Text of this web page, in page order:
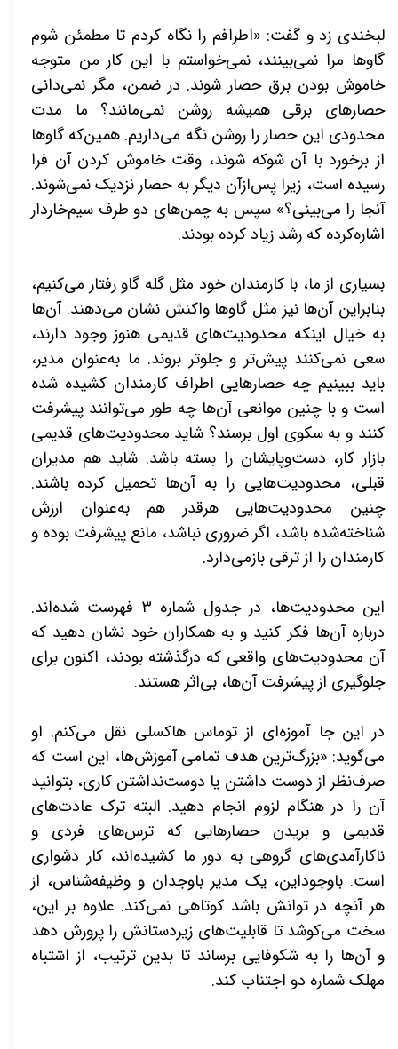
لبخندی زد و گفت: «اطرافم را نگاه کردم تا مطمئن شوم
گاوها مرا نمی‌بینند، نمی‌خواستم با این کار من متوجه
خاموش بودن برق حصار شوند. در ضمن، مگر نمی‌دانی
حصارهای برقی همیشه روشن نمی‌مانند؟ ما مدت
محدودی این حصار را روشن نگه می‌داریم. همین‌که گاوها
از برخورد با آن شوکه شوند، وقت خاموش کردن آن فرا
رسیده است، زیرا پس‌ازآن دیگر به حصار نزدیک نمی‌شوند.
آنجا را می‌بینی؟» سپس به چمن‌های دو طرف سیم‌خاردار
اشاره‌کرده که رشد زیاد کرده بودند.
بسیاری از ما، با کارمندان خود مثل گله گاو رفتار می‌کنیم،
بنابراین آن‌ها نیز مثل گاوها واکنش نشان می‌دهند. آن‌ها
به خیال اینکه محدودیت‌های قدیمی هنوز وجود دارند،
سعی نمی‌کنند پیش‌تر و جلوتر بروند. ما به‌عنوان مدیر،
باید ببینیم چه حصارهایی اطراف کارمندان کشیده شده
است و با چنین موانعی آن‌ها چه طور می‌توانند پیشرفت
کنند و به سکوی اول برسند؟ شاید محدودیت‌های قدیمی
بازار کار، دست‌وپایشان را بسته باشد. شاید هم مدیران
قبلی، محدودیت‌هایی را به آن‌ها تحمیل کرده باشند.
چنین محدودیت‌هایی هرقدر هم به‌عنوان ارزش
شناخته‌شده باشد، اگر ضروری نباشد، مانع پیشرفت بوده و
کارمندان را از ترقی بازمی‌دارد.
این محدودیت‌ها، در جدول شماره ۳ فهرست شده‌اند.
درباره آن‌ها فکر کنید و به همکاران خود نشان دهید که
آن محدودیت‌های واقعی که درگذشته بودند، اکنون برای
جلوگیری از پیشرفت آن‌ها، بی‌اثر هستند.
در این جا آموزه‌ای از توماس هاکسلی نقل می‌کنم. او
می‌گوید: «بزرگ‌ترین هدف تمامی آموزش‌ها، این است که
صرف‌نظر از دوست داشتن یا دوست‌نداشتن کاری، بتوانید
آن را در هنگام لزوم انجام دهید. البته ترک عادت‌های
قدیمی و بریدن حصارهایی که ترس‌های فردی و
ناکارآمدی‌های گروهی به دور ما کشیده‌اند، کار دشواری
است. باوجوداین، یک مدیر باوجدان و وظیفه‌شناس، از
هر آنچه در توانش باشد کوتاهی نمی‌کند. علاوه بر این،
سخت می‌کوشد تا قابلیت‌های زیردستانش را پرورش دهد
و آن‌ها را به شکوفایی برساند تا بدین ترتیب، از اشتباه
مهلک شماره دو اجتناب کند.